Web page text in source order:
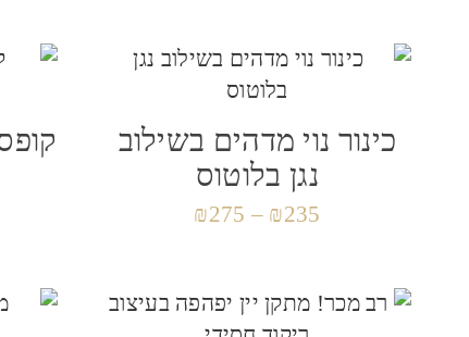
כינור נוי מדהים בשילוב
נגן בלוטוס
₪235
–
₪275